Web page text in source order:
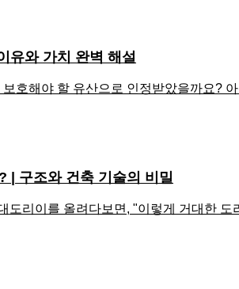
유와 가치 완벽 해설
호해야 할 유산으로 인정받았을까요?
| 구조와 건축 기술의 비밀
도리이를 올려다보면, "이렇게 거대한